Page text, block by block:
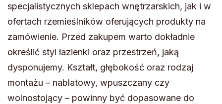
specjalistycznych sklepach wnętrzarskich, jak i w
ofertach rzemieślników oferujących produkty na
zamówienie. Przed zakupem warto dokładnie
określić styl łazienki oraz przestrzeń, jaką
dysponujemy. Kształt, głębokość oraz rodzaj
montażu – nablatowy, wpuszczany czy
wolnostojący – powinny być dopasowane do